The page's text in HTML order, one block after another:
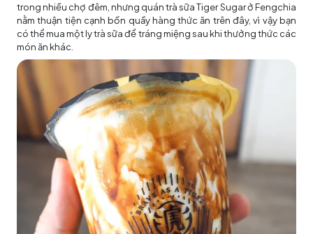
trong nhiều chợ đêm, nhưng quán trà sữa Tiger Sugar ở Fengchia
nằm thuận tiện cạnh bốn quầy hàng thức ăn trên đây, vì vậy bạn
có thể mua một ly trà sữa để tráng miệng sau khi thưởng thức các
món ăn khác.